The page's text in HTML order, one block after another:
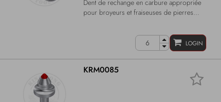
Dent de rechange en carbure appropriée
pour broyeurs et fraiseuses de pierres...
LOGIN
KRM0085